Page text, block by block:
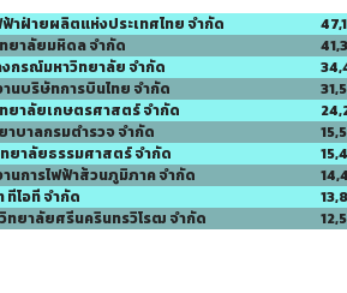
าฝ่ายผลิตแห่งประเทศไทย จำกัด
ยาลัยมหิดล จำกัด
กรณ์มหาวิทยาลัย จำกัด
บริษัทการบินไทย จำกัด
าลัยเกษตรศาสตร์ จำกัด
บาลกรมตำรวจ จำกัด
าลัยธรรมศาสตร์ จำกัด
การไฟฟ้าส้วนภูมิภาค จำกัด
โอที จำกัด
ยาลัยศรีนครินทรวิโรฒ จำกัด